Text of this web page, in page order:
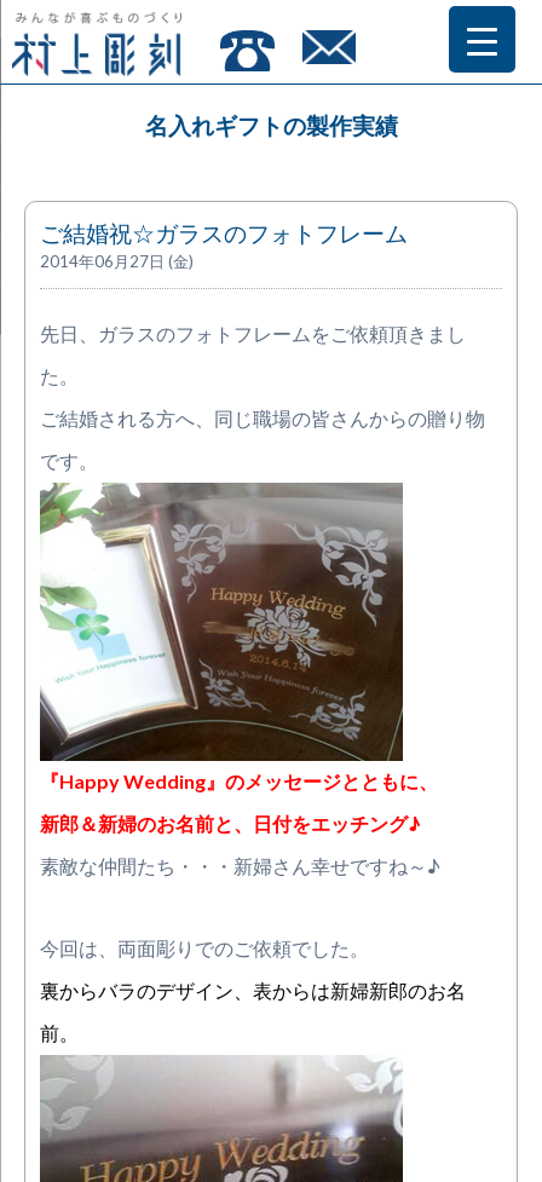
名入れギフトの製作実績
ご結婚祝☆ガラスのフォトフレーム
2014年06月27日 (金)
先日、ガラスのフォトフレームをご依頼頂きまし
た。
ご結婚される方へ、同じ職場の皆さんからの贈り物
です。
『Happy Wedding』のメッセージとともに、
新郎＆新婦のお名前と、日付をエッチング♪
素敵な仲間たち・・・新婦さん幸せですね～♪
今回は、両面彫りでのご依頼でした。
裏からバラのデザイン、表からは新婦新郎のお名
前。